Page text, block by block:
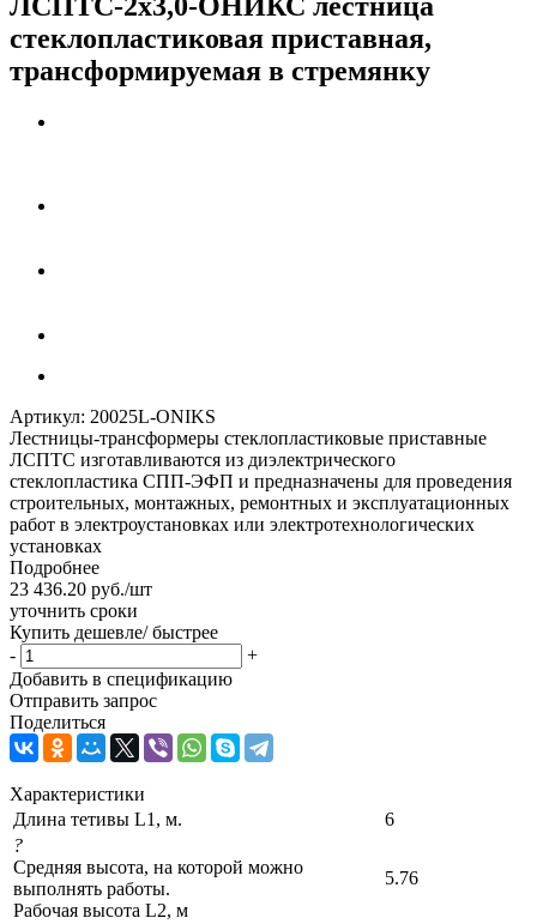
стеклопластиковая приставная,
трансформируемая в стремянку
Артикул: 20025L-ONIKS
Лестницы-трансформеры стеклопластиковые приставные
ЛСПТC изготавливаются из диэлектрического
стеклопластика СПП-ЭФП и предназначены для проведения
строительных, монтажных, ремонтных и эксплуатационных
работ в электроустановках или электротехнологических
установках
Подробнее
23 436.20 руб./шт
уточнить сроки
Купить дешевле/ быстрее
-
+
Добавить в спецификацию
Отправить запрос
Поделиться
Характеристики
Длина тетивы L1, м.
6
?
Средняя высота, на которой можно
выполнять работы.
Рабочая высота L2, м
5.76